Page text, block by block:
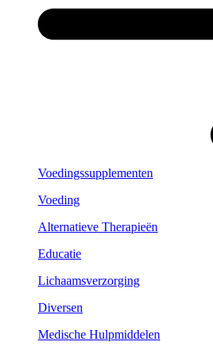
Voedingssupplementen
Voeding
Alternatieve Therapieën
Educatie
Lichaamsverzorging
Diversen
Medische Hulpmiddelen